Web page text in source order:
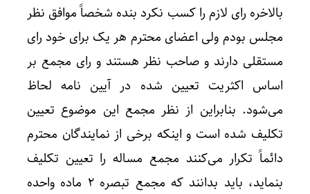
بالاخره رای لازم را کسب نکرد بنده شخصاً موافق نظر
مجلس بودم ولی اعضای محترم هر یک برای خود رای
مستقلی دارند و صاحب نظر هستند و رای مجمع بر
اساس اکثریت تعیین شده در آیین نامه لحاظ
می‌شود. بنابراین از نظر مجمع این موضوع تعیین
تکلیف شده است و اینکه برخی از نمایندگان محترم
دائماً تکرار می‌کنند مجمع مساله را تعیین تکلیف
بنماید، باید بدانند که مجمع تبصره ۲ ماده واحده